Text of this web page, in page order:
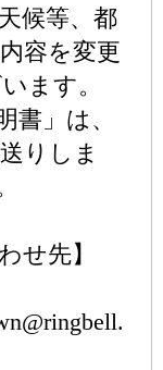
候等、都
容を変更
ます。
書」は、
りしま
せ先】